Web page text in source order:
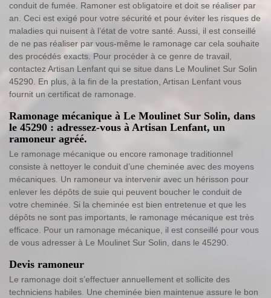
conduit de fumée. Ramoner est obligatoire et doit se réaliser par
an. Ceci est exigé pour votre sécurité et pour éviter les risques de
maladies qui nuisent à l’état de votre santé. Aussi, il est conseillé
de ne pas réaliser par vous-même le ramonage car cela souhaite
des procédés exacts. Pour procéder à ce genre de travail,
contactez Artisan Lenfant qui se situe dans Le Moulinet Sur Solin
45290. En plus, à la fin de la prestation, Artisan Lenfant vous
fournit un certificat de ramonage.
Ramonage mécanique à Le Moulinet Sur Solin, dans
le 45290 : adressez-vous à Artisan Lenfant, un
ramoneur agréé.
Le ramonage mécanique ou encore ramonage traditionnel
consiste à nettoyer le conduit d’une cheminée avec des moyens
mécaniques. Un ramoneur va intervenir avec un hérisson pour
enlever les dépôts de suie qui peuvent boucher le conduit de
votre cheminée. Si la cheminée est bien entretenue et que les
dépôts ne sont pas importants, le ramonage mécanique est très
efficace. Pour un ramonage mécanique, il est conseillé pour vous
de vous adresser à Le Moulinet Sur Solin, dans le 45290.
Devis ramoneur
Le ramonage doit s’effectuer annuellement et sollicite des
techniciens habiles. Une cheminée bien maintenue assure le bon